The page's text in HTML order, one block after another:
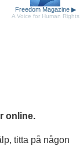
Freedom Magazine ▶
A Voice for Human Rights
online.
titta på någon